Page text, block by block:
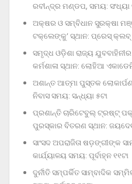
ରବୀନ୍ଦ୍ର ମଣ୍ଡପ, ସମୟ: ସଂଧ୍ୟା
ଅକ୍ଷର ଓ ସମ୍ବିଧାନ ସୁରକ୍ଷା
ଟକ୍‌ଲେଙ୍କୁ’ ସ୍ଥାନ: ପ୍ରେସ୍‌ କ୍ଲବ୍‌
ସମୃଦ୍ଧ ଓଡ଼ିଶା ରାଜ୍ୟ
କର୍ମଶାଳା ସ୍ଥାନ: ଲୋହିଆ
ଅଶାନ୍ତ ଆତ୍ମା ପୁସ୍ତକ
ନିବାସ ସମୟ: ସନ୍ଧ୍ୟା ୫ଟା
ପ୍ରଶାନ୍ତି ଚାରିଟେବୁଲ୍‌ ଟ୍ରଷ୍ଟ୍‌
ପୁରସ୍କାର ବିତରଣ ସ୍ଥାନ:
ସାଂସଦ ଅପରାଜିତା ଷଡ଼ଙ୍ଗୀଙ୍କ
କାର୍ଯ୍ୟାଳୟ ସମୟ: ପୂର୍ବାହ୍ନ ୧୧ଟା
ଦୁର୍ନୀତି ସମ୍ପର୍କିତ ସାମ୍ବାଦିକ